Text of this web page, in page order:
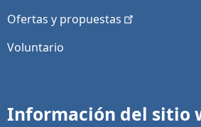
Ofertas y propuestas
Voluntario
Información del sitio